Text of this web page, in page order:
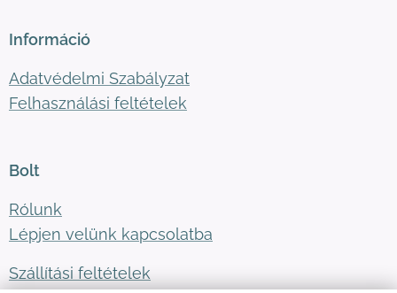
Információ
Adatvédelmi Szabályzat
Felhasználási feltételek
Bolt
Rólunk
Lépjen velünk kapcsolatba
Szállítási feltételek